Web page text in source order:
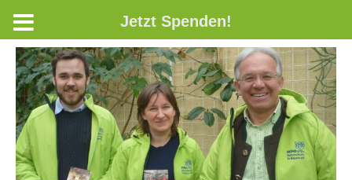
Jetzt Spenden!